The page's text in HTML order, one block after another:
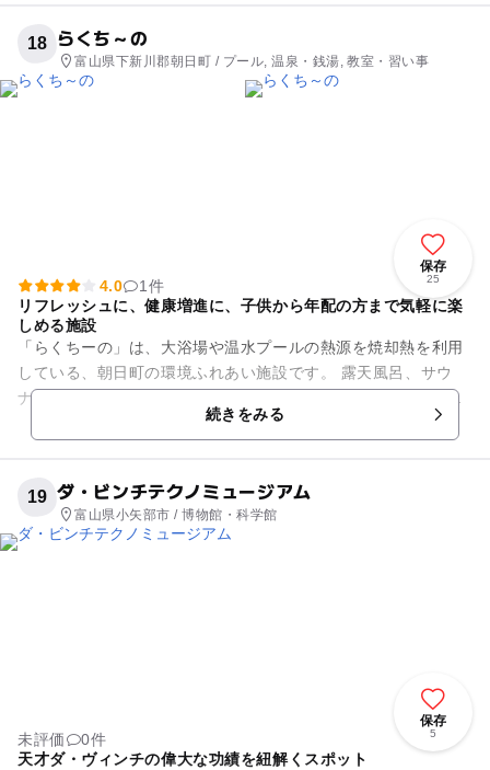
18 らくち～の
富山県下新川郡朝日町 / プール, 温泉・銭湯, 教室・習い事
保存
25
4.0
1件
リフレッシュに、健康増進に、子供から年配の方まで気軽に楽
しめる施設
「らくちーの」は、大浴場や温水プールの熱源を焼却熱を利用
している、朝日町の環境ふれあい施設です。 露天風呂、サウ
ナ、プール、ジム、エアロ、アカスリ、マッサージ、岩盤浴な
どの施設が整い、もちろん...続きをみる
19 ダ・ビンチテクノミュージアム
富山県小矢部市 / 博物館・科学館
保存
5
未評価
0件
天才ダ・ヴィンチの偉大な功績を紐解くスポット